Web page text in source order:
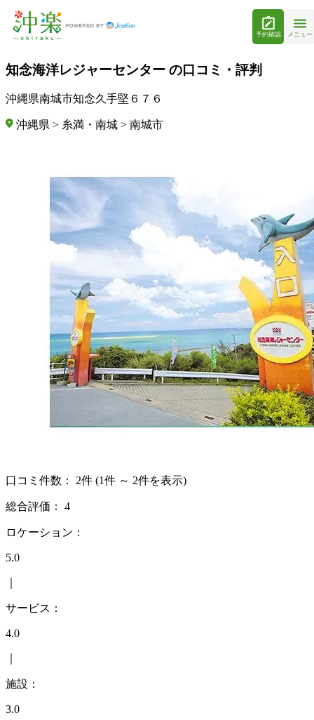
予約確認 メニュー
知念海洋レジャーセンター の口コミ・評判
沖縄県南城市知念久手堅６７６
沖縄県 > 糸満・南城 > 南城市
口コミ件数： 2件 (1件 ～ 2件を表示)
総合評価： 4
ロケーション：
5.0
サービス：
4.0
施設：
3.0